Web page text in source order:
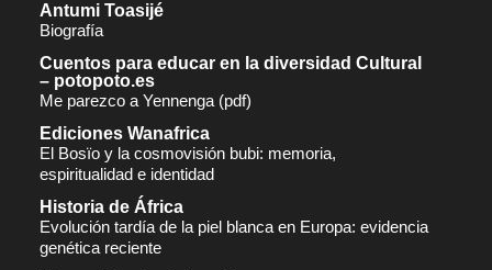
Antumi Toasijé
Biografía
Cuentos para educar en la diversidad Cultural
– potopoto.es
Me parezco a Yennenga (pdf)
Ediciones Wanafrica
El Bosïo y la cosmovisión bubi: memoria,
espiritualidad e identidad
Historia de África
Evolución tardía de la piel blanca en Europa: evidencia
genética reciente